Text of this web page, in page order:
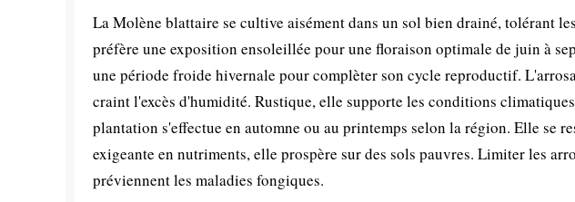
La Molène blattaire se cultive aisément dans un sol bien drainé, tolérant
préfère une exposition ensoleillée pour une floraison optimale de juin à
une période froide hivernale pour complèter son cycle reproductif.
craint l'excès d'humidité. Rustique, elle supporte les conditions
plantation s'effectue en automne ou au printemps selon la région. Elle se
exigeante en nutriments, elle prospère sur des sols pauvres. Limiter les
préviennent les maladies fongiques.